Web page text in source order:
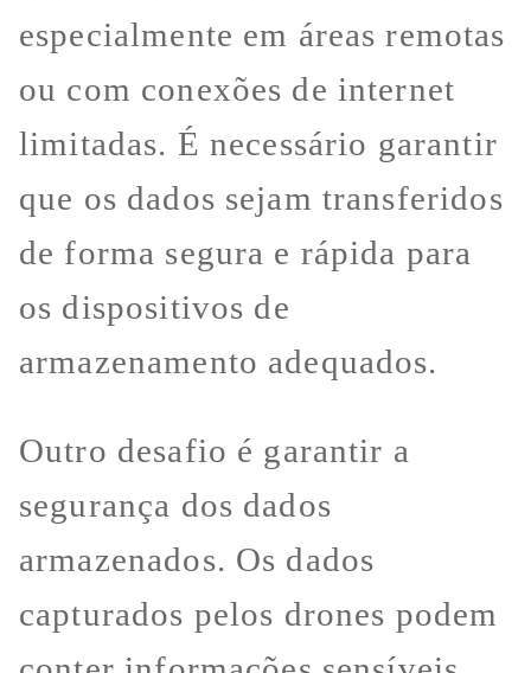
especialmente em áreas remotas
ou com conexões de internet
limitadas. É necessário garantir
que os dados sejam transferidos
de forma segura e rápida para
os dispositivos de
armazenamento adequados.
Outro desafio é garantir a
segurança dos dados
armazenados. Os dados
capturados pelos drones podem